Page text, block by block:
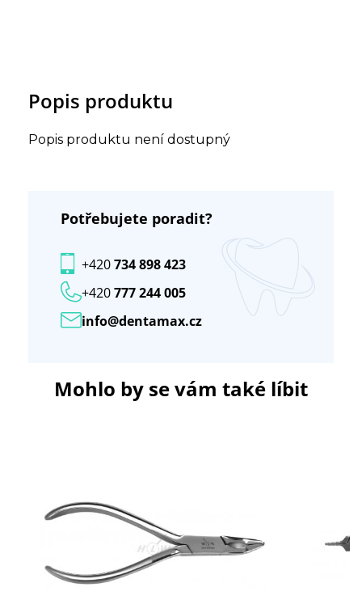
Popis produktu
Popis produktu není dostupný
Potřebujete poradit?
info@dentamax.cz
+420777 244 005
+420734 898 423
Mohlo by se vám také líbit